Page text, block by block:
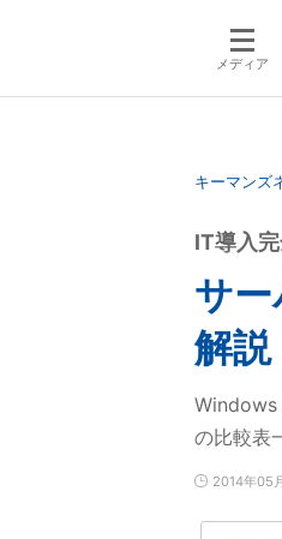
メディア
キーマンズ
サ
解説
IT導入
Windows
の比較表
2014年05